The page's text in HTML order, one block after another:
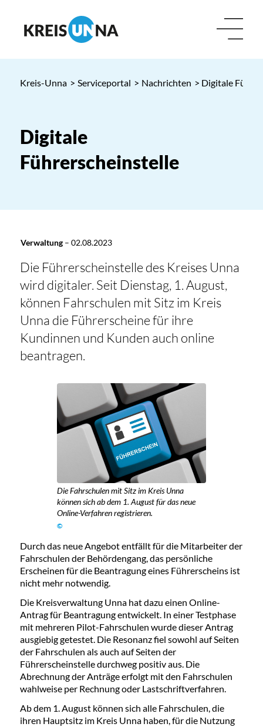
Kreis-Unna > Serviceportal > Nachrichten > Digitale
Digitale
Führerscheinstelle
Verwaltung– 02.08.2023
Die Führerscheinstelle des Kreises Unna
wird digitaler. Seit Dienstag, 1. August,
können Fahrschulen mit Sitz im Kreis
Unna die Führerscheine für ihre
Kundinnen und Kunden auch online
beantragen.
Die Fahrschulen mit Sitz im Kreis Unna
können sich ab dem 1. August für das neue
Online-Verfahren registrieren.
©
Durch das neue Angebot entfällt für die Mitarbeiter der
Fahrschulen der Behördengang, das persönliche
Erscheinen für die Beantragung eines Führerscheins ist
nicht mehr notwendig.
Die Kreisverwaltung Unna hat dazu einen Online-
Antrag für Beantragung entwickelt. In einer Testphase
mit mehreren Pilot-Fahrschulen wurde dieser Antrag
ausgiebig getestet. Die Resonanz fiel sowohl auf Seiten
der Fahrschulen als auch auf Seiten der
Führerscheinstelle durchweg positiv aus. Die
Abrechnung der Anträge erfolgt mit den Fahrschulen
wahlweise per Rechnung oder Lastschriftverfahren.
Ab dem 1. August können sich alle Fahrschulen, die
ihren Hauptsitz im Kreis Unna haben, für die Nutzung